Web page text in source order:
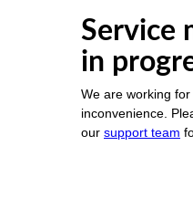
Service
in
We are working
inconvenience.
our support team